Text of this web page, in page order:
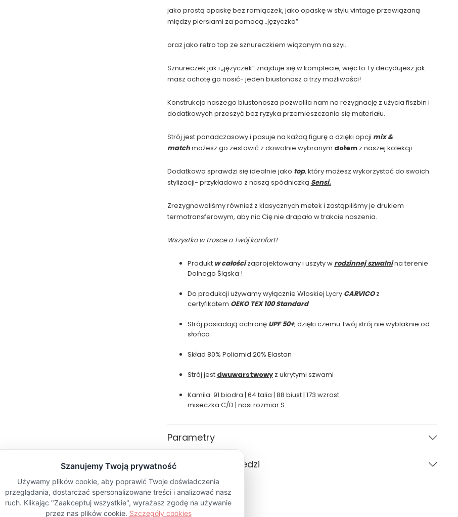
jako prostą opaskę bez ramiączek, jako opaskę w stylu vintage przewiązaną
między piersiami za pomocą „języczka”
oraz jako retro top ze sznureczkiem wiązanym na szyi.
Sznureczek jak i „języczek” znajduje się w komplecie, więc to Ty decydujesz jak
masz ochotę go nosić- jeden biustonosz a trzy możliwości!
Konstrukcja naszego biustonosza pozwoliła nam na rezygnację z użycia fiszbin i
dodatkowych przeszyć bez ryzyka przemieszczania się materiału.
Strój jest ponadczasowy i pasuje na każdą figurę a dzięki opcji mix &
matchmożesz go zestawić z dowolnie wybranym dołemz naszej kolekcji.
Dodatkowo sprawdzi się idealnie jako top, który możesz wykorzystać do swoich
stylizacji- przykładowo z naszą spódniczką Sensi.
Zrezygnowaliśmy również z klasycznych metek i zastąpiliśmy je drukiem
termotransferowym, aby nic Cię nie drapało w trakcie noszenia.
Wszystko w trosce o Twój komfort!
Produkt w całościzaprojektowany i uszyty w rodzinnej szwalnina terenie
Dolnego Śląska !
Do produkcji używamy wyłącznie Włoskiej Lycry CARVICOz
certyfikatem OEKO TEX 100 Standard
Strój posiadają ochronę UPF 50+, dzięki czemu Twój strój nie wyblaknie od
słońca
Skład 80% Poliamid 20% Elastan
Strój jest dwuwarstwowyz ukrytymi szwami
Kamila: 91 biodra | 64 talia | 88 biust | 173 wzrost
miseczka C/D | nosi rozmiar S
Parametry
PŁEĆ
Materiał
Wzór
Pytania i odpowiedzi